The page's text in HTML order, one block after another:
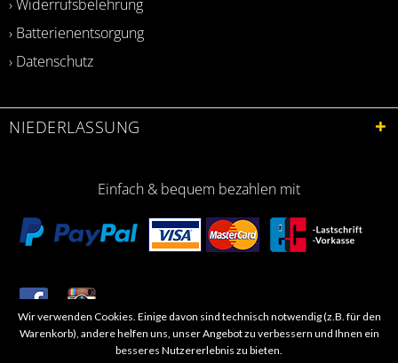
› Widerrufsbelehrung
› Batterienentsorgung
› Datenschutz
NIEDERLASSUNG
Einfach & bequem bezahlen mit
​Letzte Aktualisierung: 06.2026
Wir verwenden Cookies. Einige davon sind technisch notwendig (z.B. für den
Warenkorb), andere helfen uns, unser Angebot zu verbessern und Ihnen ein
besseres Nutzererlebnis zu bieten.